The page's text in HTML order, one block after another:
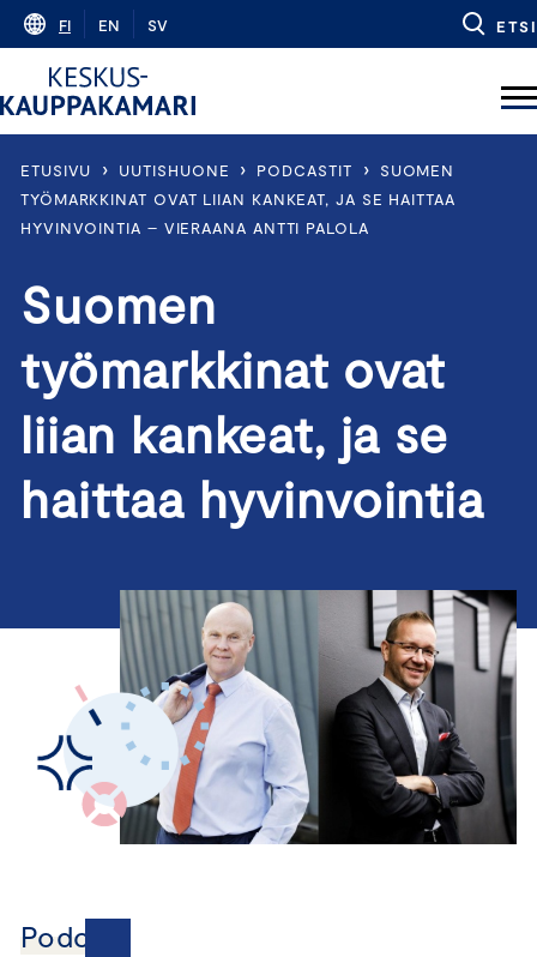
Skip
content
FI EN SV ETSI
ETUSIVU › UUTISHUONE › PODCASTIT ›
SUOMEN
TYÖMARKKINAT OVAT LIIAN KANKEAT, JA SE HAITTAA
HYVINVOINTIA – VIERAANA ANTTI PALOLA
Suomen
työmarkkinat ovat
liian kankeat, ja se
haittaa hyvinvointia
Podcast